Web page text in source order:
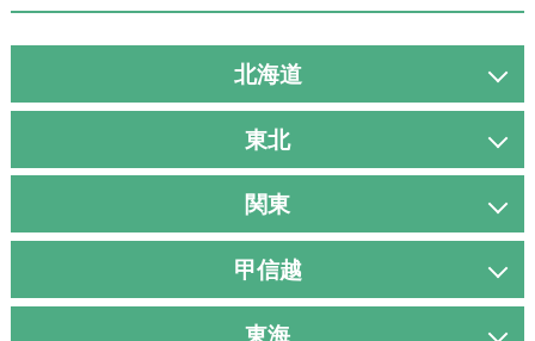
北海道
東北
関東
甲信越
東海